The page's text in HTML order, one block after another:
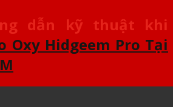
dẫn kỹ thuật khi
Oxy Hidgeem Pro Tại